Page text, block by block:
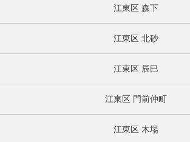
江東区 森下
江東区 北砂
江東区 辰巳
江東区 門前仲町
江東区 木場